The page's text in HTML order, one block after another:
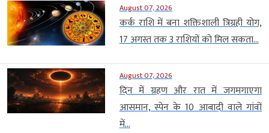
August 07, 2026
कर्क राशि में बना शक्तिशाली त्रिग्रही योग,
17 अगस्त तक 3 राशियों को मिल सकता...
August 07, 2026
दिन में ग्रहण और रात में जगमगाएगा
आसमान, स्पेन के 10 आबादी वाले गांवों
में...